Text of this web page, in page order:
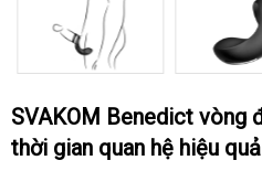
SVAKOM Benedict vòng đeo giúp tăng cường
thời gian quan hệ hiệu quả